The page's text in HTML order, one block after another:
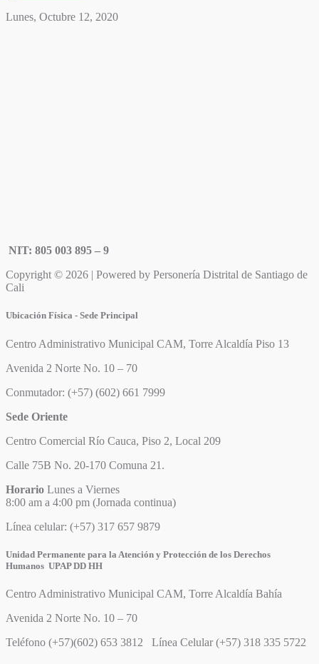
Lunes, Octubre 12, 2020
NIT: 805 003 895 – 9
Copyright © 2026 | Powered by Personería Distrital de Santiago de
Cali
Ubicación Física - Sede Principal
Centro Administrativo Municipal CAM, Torre Alcaldía Piso 13
Avenida 2 Norte No. 10 – 70
Conmutador: (+57) (602) 661 7999
Sede Oriente
Centro Comercial Río Cauca, Piso 2, Local 209
Calle 75B No. 20-170 Comuna 21.
Horario Lunes a Viernes
8:00 am a 4:00 pm (Jornada continua)
Línea celular: (+57) 317 657 9879
Unidad Permanente para la Atención y Protección de los Derechos
Humanos UPAP DD HH
Centro Administrativo Municipal CAM, Torre Alcaldía Bahía
Avenida 2 Norte No. 10 – 70
Teléfono (+57)(602) 653 3812 Línea Celular (+57) 318 335 5722